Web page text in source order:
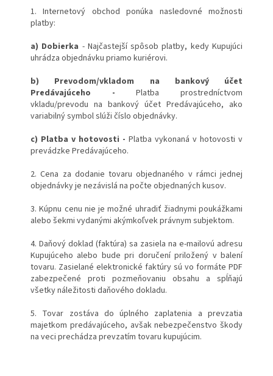
1. Internetový obchod ponúka nasledovné možnosti
platby:
a) Dobierka - Najčastejší spôsob platby, kedy Kupujúci
uhrádza objednávku priamo kuriérovi.
b) Prevodom/vkladom na bankový účet
Predávajúceho -Platba prostredníctvom
vkladu/prevodu na bankový účet Predávajúceho, ako
variabilný symbol slúži číslo objednávky.
c) Platba v hotovosti - Platba vykonaná v hotovosti v
prevádzke Predávajúceho.
2. Cena za dodanie tovaru objednaného v rámci jednej
objednávky je nezávislá na počte objednaných kusov.
3. Kúpnu cenu nie je možné uhradiť žiadnymi poukážkami
alebo šekmi vydanými akýmkoľvek právnym subjektom.
4. Daňový doklad (faktúra) sa zasiela na e-mailovú adresu
Kupujúceho alebo bude pri doručení priložený v balení
tovaru. Zasielané elektronické faktúry sú vo formáte PDF
zabezpečené proti pozmeňovaniu obsahu a spĺňajú
všetky náležitosti daňového dokladu.
5. Tovar zostáva do úplného zaplatenia a prevzatia
majetkom predávajúceho, avšak nebezpečenstvo škody
na veci prechádza prevzatím tovaru kupujúcim.